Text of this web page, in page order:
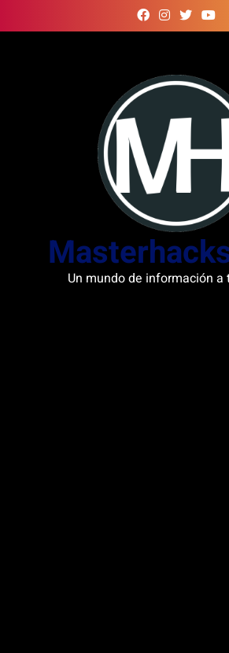
to
Un mundo de información a